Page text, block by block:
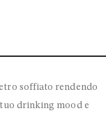
soffiato rendendo
drinking mood e